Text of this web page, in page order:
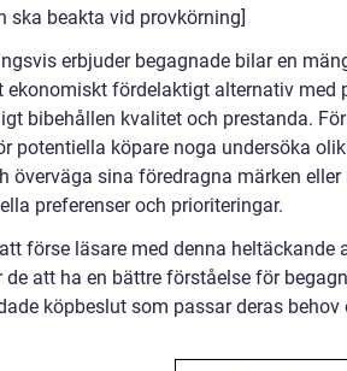
ska beakta vid provkörning]
erbjuder begagnade bilar en
ekonomiskt fördelaktigt alternativ med
bibehållen kvalitet och prestanda.
potentiella köpare noga undersöka
överväga sina föredragna märken
preferenser och prioriteringar.
förse läsare med denna heltäckande
de att ha en bättre förståelse för
köpbeslut som passar deras behov